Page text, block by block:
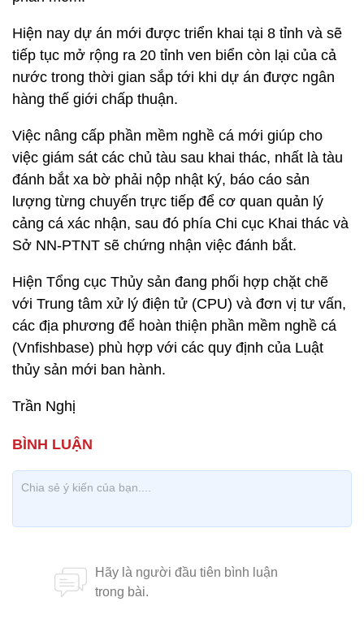
Hiện nay dự án mới được triển khai tại 8 tỉnh và sẽ
tiếp tục mở rộng ra 20 tỉnh ven biển còn lại của cả
nước trong thời gian sắp tới khi dự án được ngân
hàng thế giới chấp thuận.
Việc nâng cấp phần mềm nghề cá mới giúp cho
việc giám sát các chủ tàu sau khai thác, nhất là tàu
đánh bắt xa bờ phải nộp nhật ký, báo cáo sản
lượng từng chuyến trực tiếp để cơ quan quản lý
cảng cá xác nhận, sau đó phía Chi cục Khai thác và
Sở NN-PTNT sẽ chứng nhận việc đánh bắt.
Hiện Tổng cục Thủy sản đang phối hợp chặt chẽ
với Trung tâm xử lý điện tử (CPU) và đơn vị tư vấn,
các địa phương để hoàn thiện phần mềm nghề cá
(Vnfishbase) phù hợp với các quy định của Luật
thủy sản mới ban hành.
Trần Nghị